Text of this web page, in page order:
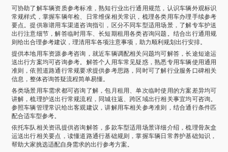
可协助了解车辆资质参考标准，熟知行业出行通用规范，认识车辆外观标识
常规样式，掌握车辆年检、日常维保相关常识，梳理各类用车办理手续参考
要点。提供靠谱用车渠道咨询指引，区分不同车型适用场景，了解专车护送
出行注意细节，解答临时用车、长短期租用各类咨询问题。结合出行通用规
则给出合理参考建议，理清用车各项注意事项，助力顺利规划出行安排。
提供本地用车资源参考咨询，就近车辆调配相关问题均可解答，长途短途运
送出行方案均可咨询参考。解答个人用车常见疑惑，熟悉专用车辆使用通用
准则，依照道路通行常规要求提供参考思路，同时可了解行业服务口碑相关
信息，整体咨询答疑流程简单易懂。
各类场景用车需求都可咨询了解，包月租用、单次临时使用的方案差异均可
讲解，梳理护送出行常规流程，同城往返、跨区域出行相关事宜均可咨询。
参照车辆管理常识给出客观建议，讲解用车相关参考准则，结合通行条件匹
配合适车型参考。
依托车队相关资讯提供咨询解答，多款车型适用场景详细介绍，梳理骨灰盒
运送出行相关要点，读懂道路通行基础规则，掌握车辆日常养护基础知识，
帮助大家挑选适配自身需求的出行参考方案。